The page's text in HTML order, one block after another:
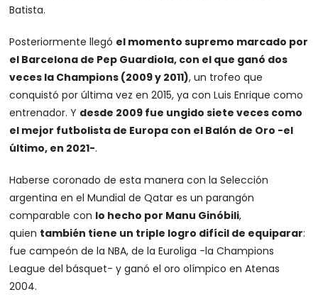
Batista.
Posteriormente llegó el momento supremo marcado por
el Barcelona de Pep Guardiola, con el que ganó dos
veces la Champions (2009 y 2011), un trofeo que
conquistó por última vez en 2015, ya con Luis Enrique como
entrenador. Y desde 2009 fue ungido siete veces como
el mejor futbolista de Europa con el Balón de Oro -el
último, en 2021-.
Haberse coronado de esta manera con la Selección
argentina en el Mundial de Qatar es un parangón
comparable con lo hecho por Manu Ginóbili,
quien también tiene un triple logro difícil de equiparar:
fue campeón de la NBA, de la Euroliga -la Champions
League del básquet- y ganó el oro olímpico en Atenas
2004.